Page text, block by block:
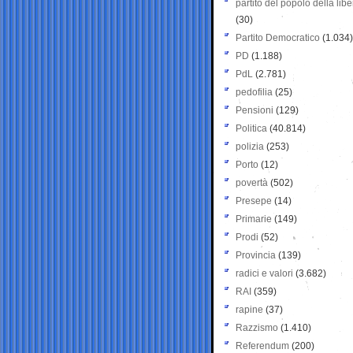
partito del popolo della
(30)
Partito Democratico (1.034)
PD (1.188)
PdL (2.781)
pedofilia (25)
Pensioni (129)
Politica (40.814)
polizia (253)
Porto (12)
povertà (502)
Presepe (14)
Primarie (149)
Prodi (52)
Provincia (139)
radici e valori (3.682)
RAI (359)
rapine (37)
Razzismo (1.410)
Referendum (200)